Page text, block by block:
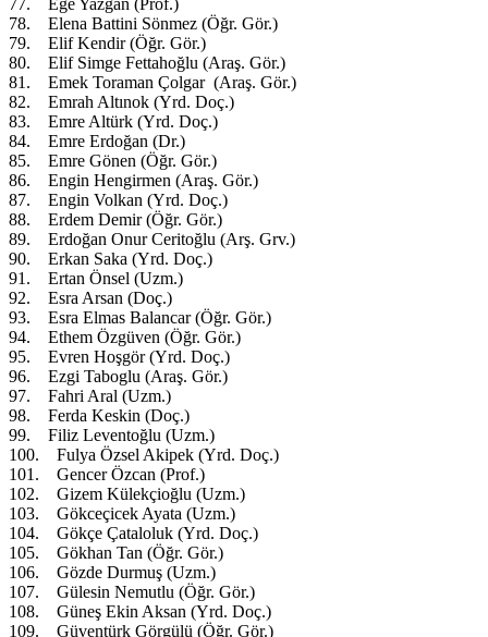
78. Elena Battini Sönmez (Öğr. Gör.)
79. Elif Kendir (Öğr. Gör.)
80. Elif Simge Fettahoğlu (Araş. Gör.)
81. Emek Toraman Çolgar (Araş. Gör.)
82. Emrah Altınok (Yrd. Doç.)
83. Emre Altürk (Yrd. Doç.)
84. Emre Erdoğan (Dr.)
85. Emre Gönen (Öğr. Gör.)
86. Engin Hengirmen (Araş. Gör.)
87. Engin Volkan (Yrd. Doç.)
88. Erdem Demir (Öğr. Gör.)
89. Erdoğan Onur Ceritoğlu (Arş. Grv.)
90. Erkan Saka (Yrd. Doç.)
91. Ertan Önsel (Uzm.)
92. Esra Arsan (Doç.)
93. Esra Elmas Balancar (Öğr. Gör.)
94. Ethem Özgüven (Öğr. Gör.)
95. Evren Hoşgör (Yrd. Doç.)
96. Ezgi Taboglu (Araş. Gör.)
97. Fahri Aral (Uzm.)
98. Ferda Keskin (Doç.)
99. Filiz Leventoğlu (Uzm.)
100. Fulya Özsel Akipek (Yrd. Doç.)
101. Gencer Özcan (Prof.)
102. Gizem Külekçioğlu (Uzm.)
103. Gökceçicek Ayata (Uzm.)
104. Gökçe Çataloluk (Yrd. Doç.)
105. Gökhan Tan (Öğr. Gör.)
106. Gözde Durmuş (Uzm.)
107. Gülesin Nemutlu (Öğr. Gör.)
108. Güneş Ekin Aksan (Yrd. Doç.)
109. Güventürk Görgülü (Öğr. Gör.)